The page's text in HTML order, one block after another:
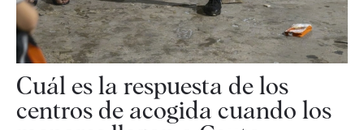
Cuál es la respuesta de los
centros de acogida cuando los